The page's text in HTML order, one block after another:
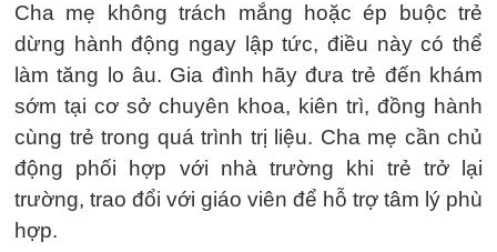
Cha mẹ không trách mắng hoặc ép buộc trẻ
dừng hành động ngay lập tức, điều này có thể
làm tăng lo âu. Gia đình hãy đưa trẻ đến khám
sớm tại cơ sở chuyên khoa, kiên trì, đồng hành
cùng trẻ trong quá trình trị liệu. Cha mẹ cần chủ
động phối hợp với nhà trường khi trẻ trở lại
trường, trao đổi với giáo viên để hỗ trợ tâm lý phù
hợp.